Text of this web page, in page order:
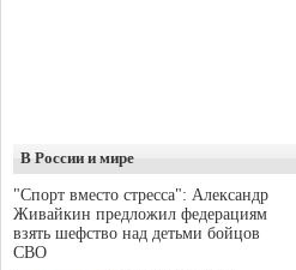
В России и мире
"Спорт вместо стресса": Александр
Живайкин предложил федерациям
взять шефство над детьми бойцов
СВО